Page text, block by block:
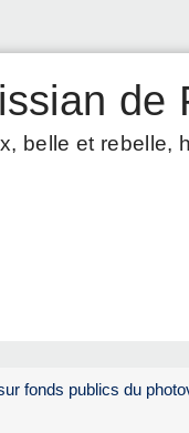
de
belle et rebelle,
fonds publics du